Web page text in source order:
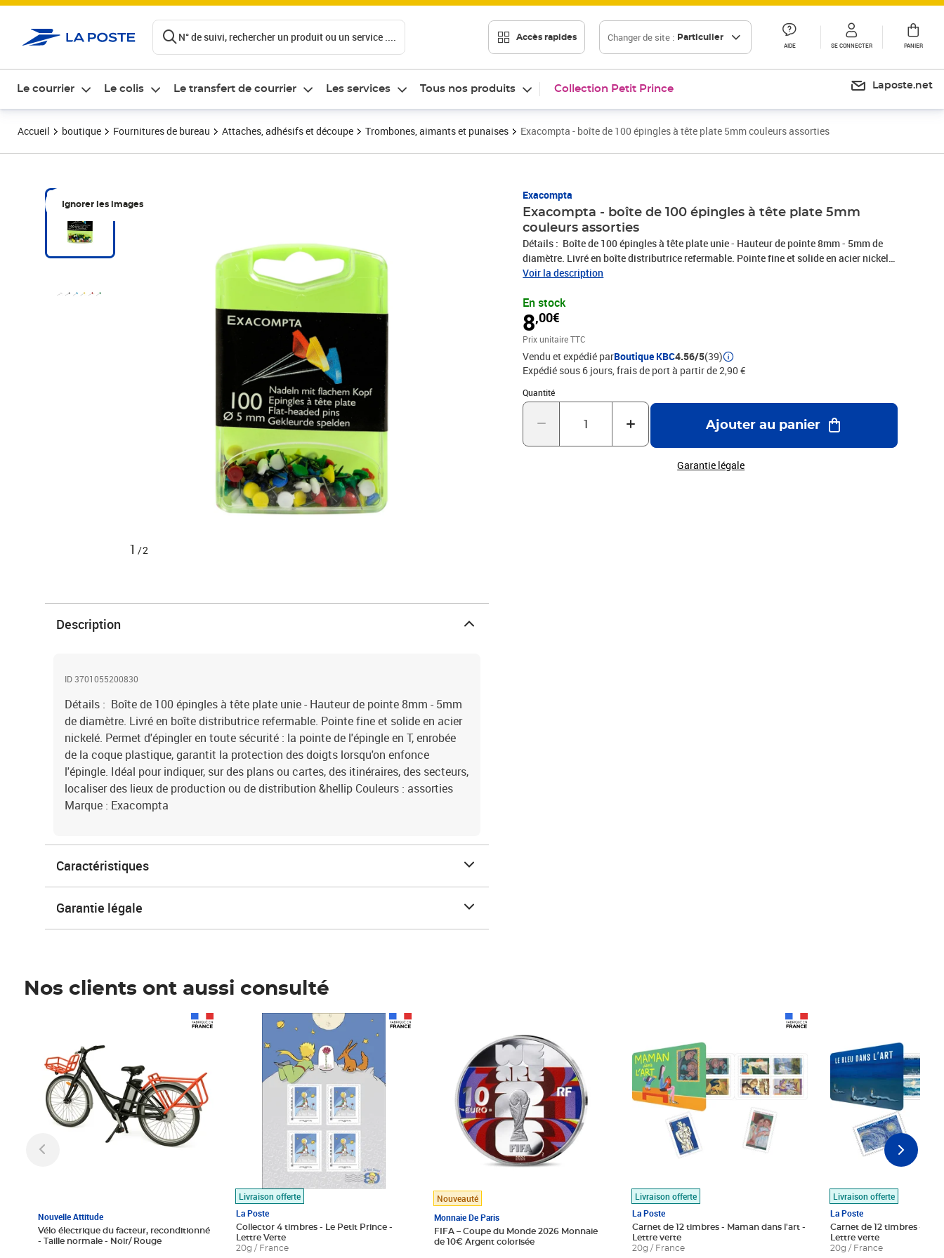
N° de suivi, rechercher un produit ou un service .... Accès rapides Changer de site : Particulier
AIDE SE CONNECTER PANIER
Le courrier Le colis Le transfert de courrier Les services Tous nos produits Collection Petit Prince Laposte.net
Accueil boutique Fournitures de bureau Attaches, adhésifs et découpe Trombones, aimants et punaises Exacompta - boîte de 100 épingles à tête plate 5mm couleurs assorties
Ignorer les images
1 /2
Exacompta
Exacompta - boîte de 100 épingles à tête plate 5mm
couleurs assorties
Détails : Boîte de 100 épingles à tête plate unie - Hauteur de pointe 8mm - 5mm de
diamètre. Livré en boîte distributrice refermable. Pointe fine et solide en acier nickelé.
Permet d'épingler en toute sécurité : la pointe de l'épingle en T, enrobée de la coque
indiquer, sur des plans ou cartes, des itinéraires, des secteurs, localiser des lieux de
Voir la description
En stock
8,00€
Prix 8,00€
Prix unitaire TTC
Vendu et expédié parBoutique KBC4.56/5(39)
Expédié sous 6 jours, frais de port à partir de 2,90 €
Quantité
Quantité : 1
Ajouter au panier
Garantie légale
Description
ID 3701055200830
Détails : Boîte de 100 épingles à tête plate unie - Hauteur de pointe 8mm - 5mm
de diamètre. Livré en boîte distributrice refermable. Pointe fine et solide en acier
nickelé. Permet d'épingler en toute sécurité : la pointe de l'épingle en T, enrobée
de la coque plastique, garantit la protection des doigts lorsqu'on enfonce
l'épingle. Idéal pour indiquer, sur des plans ou cartes, des itinéraires, des secteurs,
localiser des lieux de production ou de distribution &hellip Couleurs : assorties
Marque : Exacompta
Caractéristiques
Garantie légale
Nos clients ont aussi consulté
Nouvelle Attitude
Vélo électrique du facteur, reconditionné
- Taille normale - Noir/ Rouge
Livraison offerte
La Poste
Collector 4 timbres - Le Petit Prince -
Lettre Verte
20g / France
Prix 7,50€
Nouveauté
Monnaie De Paris
FIFA – Coupe du Monde 2026 Monnaie
de 10€ Argent colorisée
Livraison offerte
La Poste
Carnet de 12 timbres - Maman dans l'art -
Lettre verte
20g / France
Livraison offerte
La Poste
Carnet de 12 timbres - Le
Lettre verte
20g / France